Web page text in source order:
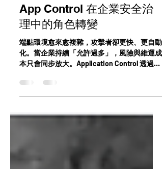
從可見性到「可控性」：
App Control 在企業安全治
理中的角色轉變
端點環境愈來愈複雜，攻擊者卻更快、更自動
化。當企業持續「允許過多」，風險與維運成
default-deny 策略，讓系統只執行可信任程
式，從源頭降低事件發生率。Forrester TEI 研
式，正為企業帶來可量化的營運穩定與 ROI。